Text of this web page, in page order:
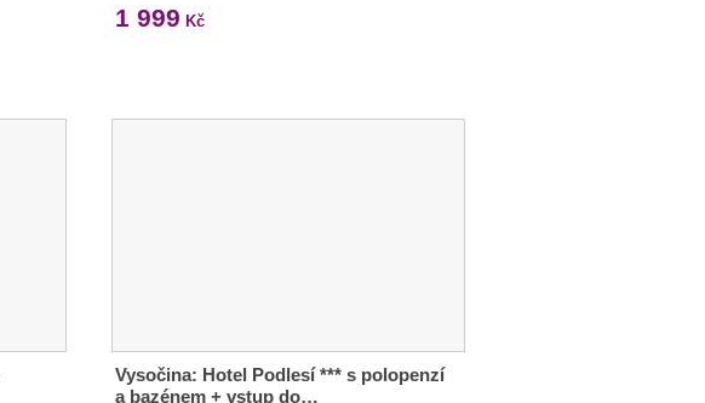
1 999 Kč
Vysočina: Hotel Podlesí *** s polopenzí
a bazénem + vstup do…